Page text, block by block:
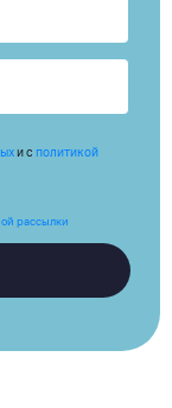
и с политикой
рассылки